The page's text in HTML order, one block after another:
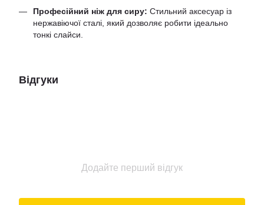
Професійний ніж для сиру: Стильний аксесуар із
нержавіючої сталі, який дозволяє робити ідеально
тонкі слайси.
Відгуки
Додайте перший відгук